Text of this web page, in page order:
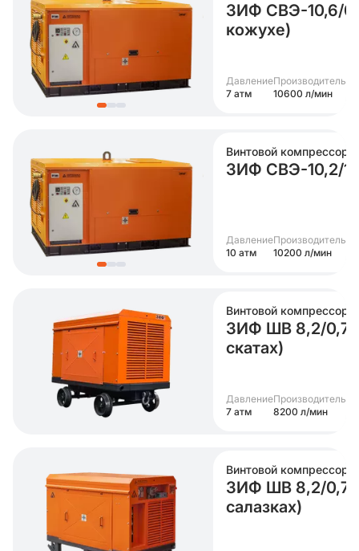
ЗИФ СВЭ-10,6/
кожухе)
Давление
7 атм
10600 л/мин
Винтовой компрессор
ЗИФ СВЭ-10,2/
Давление
10 атм
10200 л/мин
Винтовой компрессор
ЗИФ ШВ 8,2/0,7
скатах)
Давление
7 атм
8200 л/мин
Винтовой компрессор
ЗИФ ШВ 8,2/0,7
салазках)